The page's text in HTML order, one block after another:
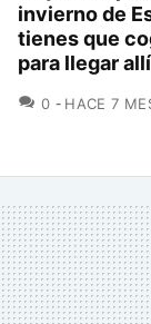
invierno de
tienes que
para llegar
0 HACE 7